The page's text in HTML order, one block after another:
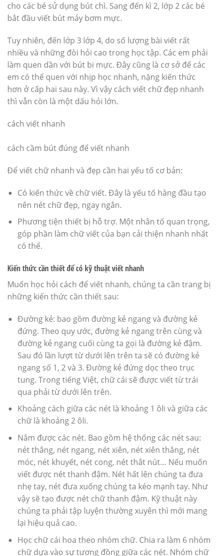
cho các bé sử dụng bút chì. Sang đến kì 2, lớp 2 các bé
bắt đầu viết bút máy bơm mực.
Tuy nhiên, đến lớp 3 lớp 4, do số lượng bài viết rất
nhiều và những đòi hỏi cao trong học tập. Các em phải
làm quen dần với bút bi mực. Đây cũng là cơ sở để các
em có thể quen với nhịp học nhanh, nặng kiến thức
hơn ở cấp hai sau này. Vì vậy cách viết chữ đẹp nhanh
thì vẫn còn là một dấu hỏi lớn.
cách viết nhanh
cách cầm bút đúng để viết nhanh
Để viết chữ nhanh và đẹp cần hai yếu tố cơ bản:
Có kiến thức về chữ viết. Đây là yếu tố hàng đầu tạo
nên nét chữ đẹp, ngay ngắn.
Phương tiện thiết bị hỗ trợ. Một nhân tố quan trọng,
góp phần làm chữ viết của bạn cải thiện nhanh nhất
có thể.
Kiến thức cần thiết để có kỹ thuật viết nhanh
Muốn học hỏi cách để viết nhanh, chúng ta cần trang bị
những kiến thức cần thiết sau:
Đường kẻ: bao gồm đường kẻ ngang và đường kẻ
đứng. Theo quy ước, đường kẻ ngang trên cùng và
đường kẻ ngang cuối cùng ta gọi là đường kẻ đậm.
Sau đó lần lượt từ dưới lên trên ta sẽ có đường kẻ
ngang số 1, 2 và 3. Đường kẻ đứng dọc theo trục
tung. Trong tiếng Việt, chữ cái sẽ được viết từ trái
qua phải từ dưới lên trên.
Khoảng cách giữa các nét là khoảng 1 ôli và giữa các
chữ là khoảng 2 ôli.
Nắm được các nét. Bao gồm hệ thống các nét sau:
nét thẳng, nét ngang, nét xiên, nét xiên thẳng, nét
móc, nét khuyết, nét cong, nét thắt nút… Nếu muốn
viết được nét thanh đậm. Nét hất lên chúng ta đưa
nhẹ tay, nét đưa xuống chúng ta kéo mạnh tay. Như
vậy sẽ tạo được nét chữ thanh đậm. Kỹ thuật này
chúng ta phải tập luyện thường xuyên thì mới mang
lại hiệu quả cao.
Học chữ cái hoa theo nhóm chữ. Chia ra làm 6 nhóm
chữ dựa vào sự tương đồng giữa các nét. Nhóm chữ